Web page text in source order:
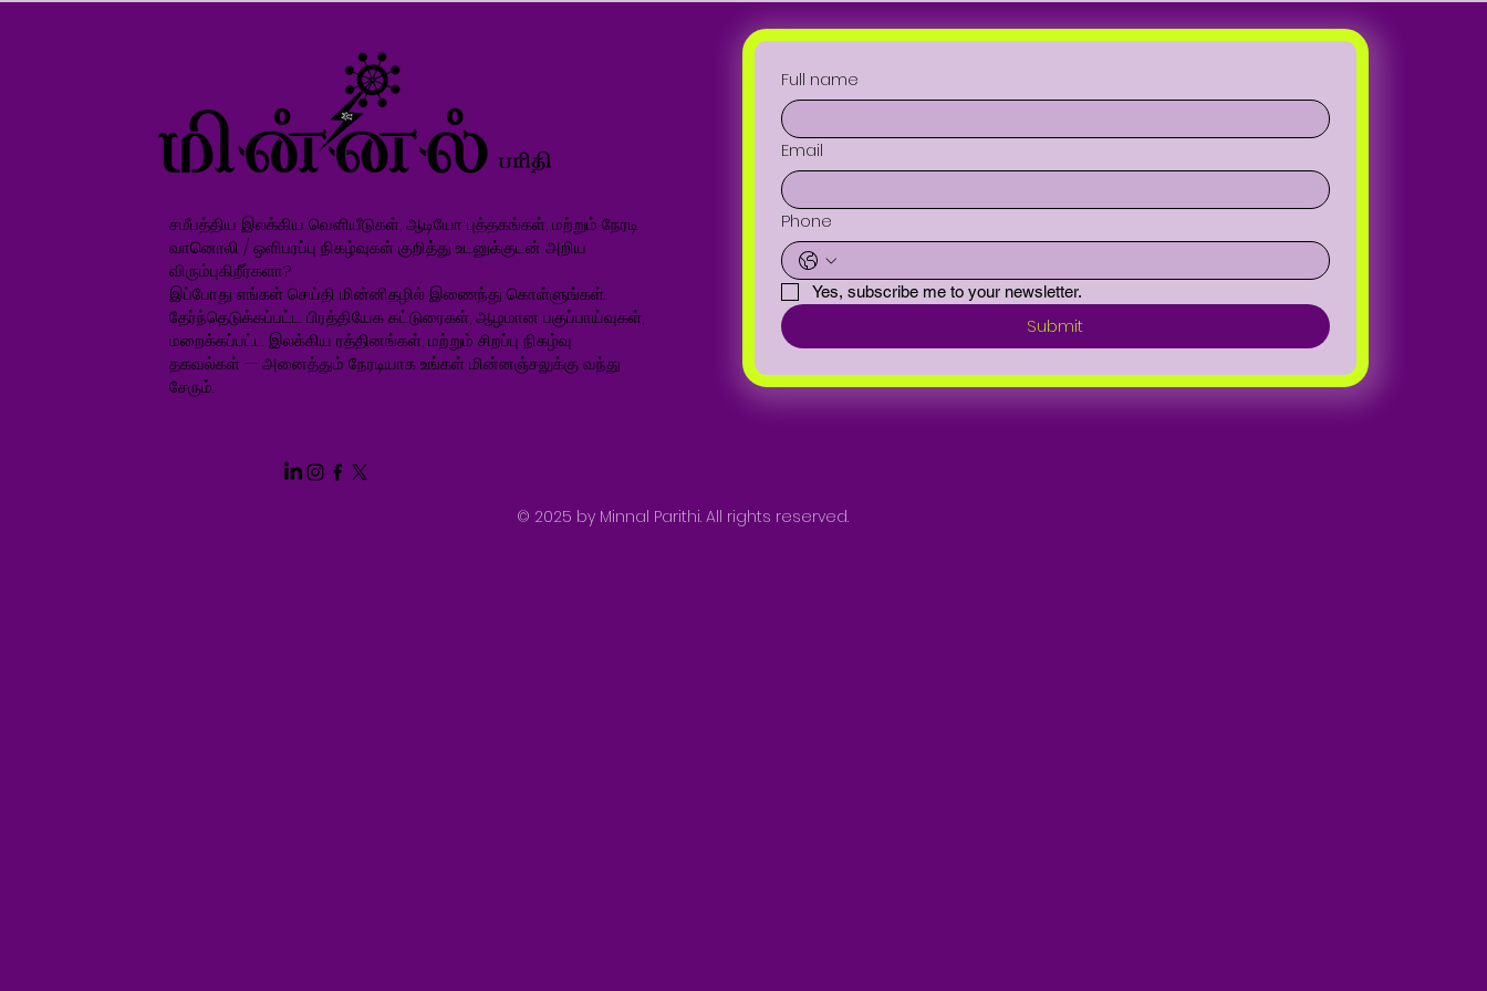
சமீபத்திய இலக்கிய வெளியீடுகள், ஆடியோ புத்தகங்கள், மற்றும் நேரடி
வானொலி / ஒளிபரப்பு நிகழ்வுகள் குறித்து உடனுக்குடன் அறிய
விரும்புகிறீர்களா?
இப்போது எங்கள் செய்தி மின்னிதழில் இணைந்து கொள்ளுங்கள்.
தேர்ந்தெடுக்கப்பட்ட பிரத்தியேக கட்டுரைகள், ஆழமான பகுப்பாய்வுகள்,
மறைக்கப்பட்ட இலக்கிய ரத்தினங்கள், மற்றும் சிறப்பு நிகழ்வு
தகவல்கள் — அனைத்தும் நேரடியாக உங்கள் மின்னஞ்சலுக்கு வந்து
சேரும்.
Full name
Email
Phone
Yes, subscribe me to your newsletter.
Submit
© 2025 by Minnal Parithi. All rights reserved.